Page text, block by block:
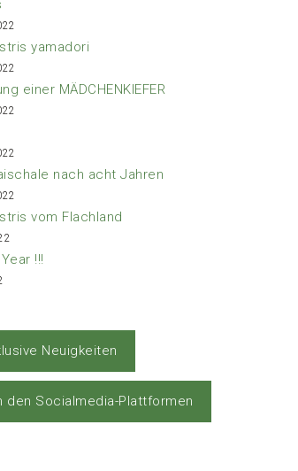
yamadori
einer MÄDCHENKIEFER
nach acht Jahren
vom Flachland
!!!
Neuigkeiten
den Socialmedia-Plattformen